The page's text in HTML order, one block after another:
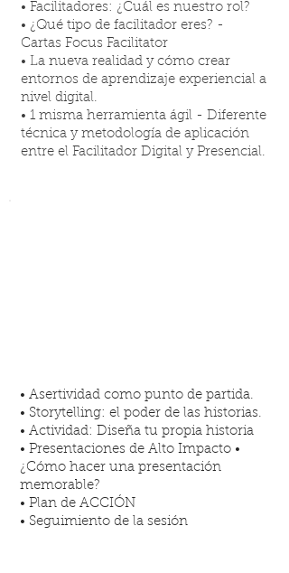
• Facilitadores: ¿Cuál es nuestro rol?
• ¿Qué tipo de facilitador eres? -
Cartas Focus Facilitator
• La nueva realidad y cómo crear
entornos de aprendizaje experiencial a
nivel digital.
• 1 misma herramienta ágil - Diferente
técnica y metodología de aplicación
entre el Facilitador Digital y Presencial.
• Asertividad como punto de partida.
• Storytelling: el poder de las historias.
• Actividad: Diseña tu propia historia
• Presentaciones de Alto Impacto •
¿Cómo hacer una presentación
memorable?
• Plan de ACCIÓN
• Seguimiento de la sesión